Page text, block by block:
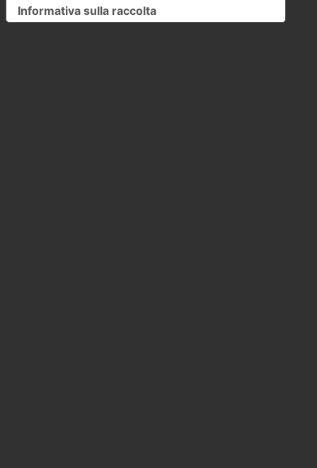
Informativa sulla raccolta